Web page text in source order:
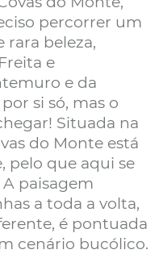
percorrer um
rara beleza,
e
e da
si só, mas o
Situada na
do Monte está
pelo que aqui se
paisagem
a toda a volta,
é pontuada
cenário bucólico.